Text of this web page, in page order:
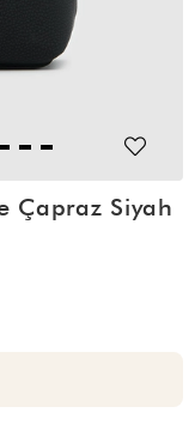
Çapraz Siyah